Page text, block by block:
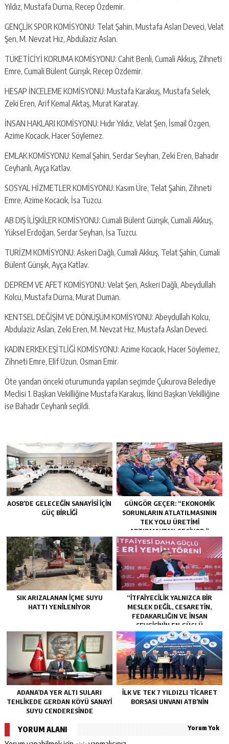
Yıldız, Mustafa Durna, Recep Özdemir.
GENÇLİK SPOR KOMİSYONU: Telat Şahin, Mustafa Aslan Deveci, Velat
Şen, M. Nevzat Hız, Abdulaziz Aslan.
TÜKETİCİYİ KORUMA KOMİSYONU: Cahit Benli, Cumali Akkuş, Zihneti
Emre, Cumali Bülent Gürışık, Recep Özdemir.
HESAP İNCELEME KOMİSYONU: Mustafa Karakuş, Mustafa Selek,
Zeki Eren, Arif Kemal Aktaş, Murat Karatay.
İNSAN HAKLARI KOMİSYONU: Hıdır Yıldız, Velat Şen, İsmail Özgen,
Azime Kocacık, Hacer Söylemez.
EMLAK KOMİSYONU: Kemal Şahin, Serdar Seyhan, Zeki Eren, Bahadır
Ceyhanlı, Ayça Katlav.
SOSYAL HİZMETLER KOMİSYONU: Kasım Üre, Telat Şahin, Zihneti
Emre, Azime Kocacık, İsa Tuzcu.
AB DIŞ İLİŞKİLER KOMİSYONU: Cumali Bülent Gürışık, Cumali Akkuş,
Yüksel Erdoğan, Serdar Seyhan, İsa Tuzcu.
TURİZM KOMİSYONU: Askeri Dağlı, Cumali Akkuş, Telat Şahin, Cumali
Bülent Gürışık, Ayça Katlav.
DEPREM VE AFET KOMİSYONU: Velat Şen, Askeri Dağlı, Abeydullah
Kolcu, Mustafa Durna, Murat Duman.
KENTSEL DEĞİŞİM VE DÖNÜŞÜM KOMİSYONU: Abeydullah Kolcu,
Abdulaziz Aslan, Zeki Eren, M. Nevzat Hız, Mustafa Aslan Deveci.
KADIN ERKEK EŞİTLİĞİ KOMİSYONU: Azime Kocacık, Hacer Söylemez,
Zihneti Emre, Elif Uzun, Osman Emir.
Öte yandan önceki oturumunda yapılan seçimde Çukurova Belediye
Meclisi 1. Başkan Vekilliğine Mustafa Karakuş, İkinci Başkan Vekilliğine
ise Bahadır Ceyhanlı seçildi.
AOSB’DE GELECEĞIN SANAYISI İÇIN
GÜÇ BIRLIĞI
GÜNGÖR GEÇER: “EKONOMIK
SORUNLARIN ATLATILMASININ
TEK YOLU ÜRETIMI
ARTIRMAKTAN GEÇIYOR.”
SIK ARIZALANAN IÇME SUYU
HATTI YENILENIYOR
“İTFAIYECILIK YALNIZCA BIR
MESLEK DEĞIL, CESARETIN,
FEDAKARLIĞIN VE INSAN
SEVGISININ EN GÜÇLÜ
TEMSILIDIR.”
ADANA’DA YER ALTI SULARI
TEHLİKEDE GERDAN KÖYÜ SANAYİ
SUYU CENDERESİNDE
İLK VE TEK 7 YILDIZLI TİCARET
BORSASI UNVANI ATB’NİN
YORUM ALANI Yorum Yok